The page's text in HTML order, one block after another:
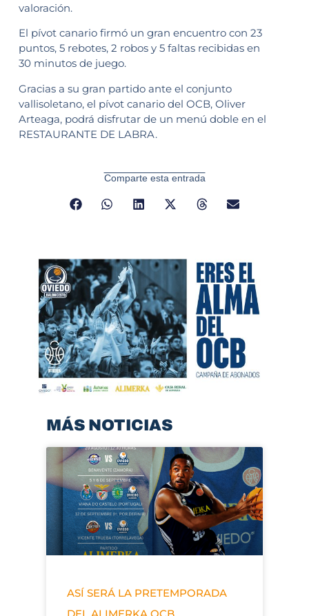
valoración.
El pívot canario firmó un gran encuentro con 23
puntos, 5 rebotes, 2 robos y 5 faltas recibidas en
30 minutos de juego.
Gracias a su gran partido ante el conjunto
vallisoletano, el pívot canario del OCB, Oliver
Arteaga, podrá disfrutar de un menú doble en el
RESTAURANTE DE LABRA.
Comparte esta entrada
MÁS NOTICIAS
ASÍ SERÁ LA PRETEMPORADA